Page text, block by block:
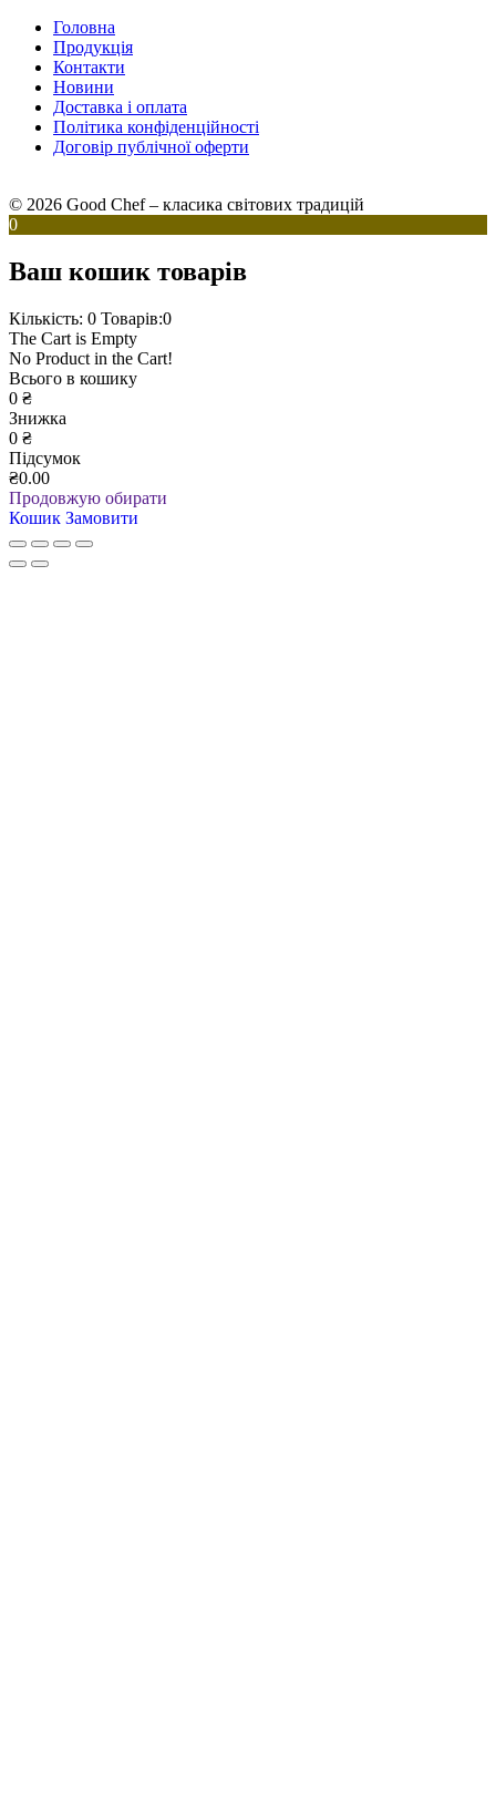
Головна
Продукція
Контакти
Новини
Доставка і оплата
Політика конфіденційності
Договір публічної оферти
© 2026 Good Chef – класика світових традицій
0
Ваш кошик товарів
Кількість: 0 Товарів:0
The Cart is Empty
No Product in the Cart!
Всього в кошику
0 ₴
Знижка
0 ₴
Підсумок
₴0.00
Продовжую обирати
Кошик Замовити